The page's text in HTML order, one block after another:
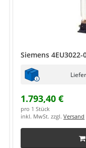
Siemens 4EU3022-
1.793,40 €
pro 1 Stück
inkl. MwSt. zzgl. Versand